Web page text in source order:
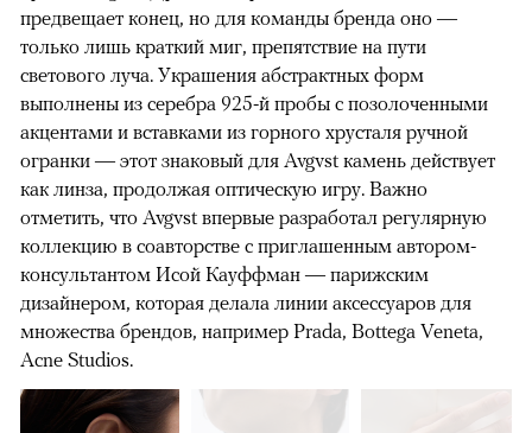
предвещает конец, но для команды бренда оно —
только лишь краткий миг, препятствие на пути
светового луча. Украшения абстрактных форм
выполнены из серебра 925-й пробы с позолоченными
акцентами и вставками из горного хрусталя ручной
огранки — этот знаковый для Avgvst камень действует
как линза, продолжая оптическую игру. Важно
отметить, что Avgvst впервые разработал регулярную
коллекцию в соавторстве с приглашенным автором-
консультантом Исой Кауффман — парижским
дизайнером, которая делала линии аксессуаров для
множества брендов, например Prada, Bottega Veneta,
Acne Studios.